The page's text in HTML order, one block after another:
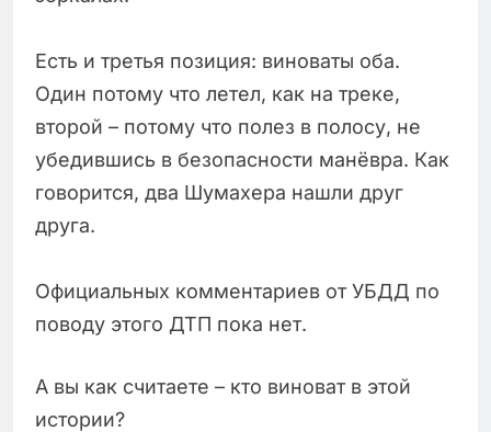
Есть и третья позиция: виноваты оба.
Один потому что летел, как на треке,
второй – потому что полез в полосу, не
убедившись в безопасности манёвра. Как
говорится, два Шумахера нашли друг
друга.
Официальных комментариев от УБДД по
поводу этого ДТП пока нет.
А вы как считаете – кто виноват в этой
истории?